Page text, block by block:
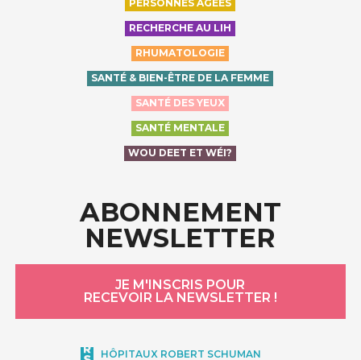
PERSONNES ÂGÉES
RECHERCHE AU LIH
RHUMATOLOGIE
SANTÉ & BIEN-ÊTRE DE LA FEMME
SANTÉ DES YEUX
SANTÉ MENTALE
WOU DEET ET WÉI?
ABONNEMENT
NEWSLETTER
JE M'INSCRIS POUR
RECEVOIR LA NEWSLETTER !
HÔPITAUX ROBERT SCHUMAN